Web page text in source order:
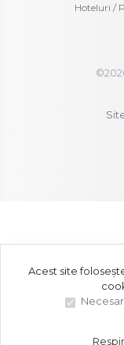
Hoteluri /
©
Acest site